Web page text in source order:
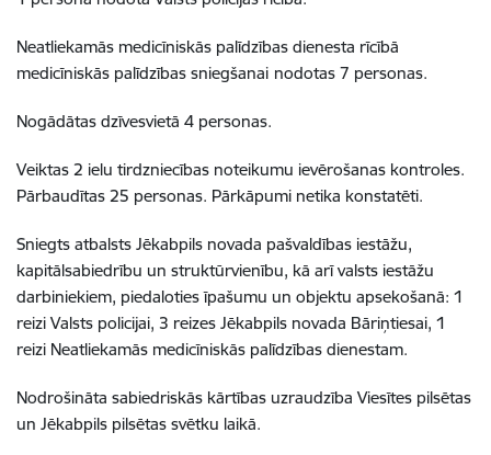
Neatliekamās medicīniskās palīdzības dienesta rīcībā
medicīniskās palīdzības sniegšanai nodotas 7 personas.
Nogādātas dzīvesvietā 4 personas.
Veiktas 2 ielu tirdzniecības noteikumu ievērošanas kontroles.
Pārbaudītas 25 personas. Pārkāpumi netika konstatēti.
Sniegts atbalsts Jēkabpils novada pašvaldības iestāžu,
kapitālsabiedrību un struktūrvienību, kā arī valsts iestāžu
darbiniekiem, piedaloties īpašumu un objektu apsekošanā: 1
reizi Valsts policijai, 3 reizes Jēkabpils novada Bāriņtiesai, 1
reizi Neatliekamās medicīniskās palīdzības dienestam.
Nodrošināta sabiedriskās kārtības uzraudzība Viesītes pilsētas
un Jēkabpils pilsētas svētku laikā.